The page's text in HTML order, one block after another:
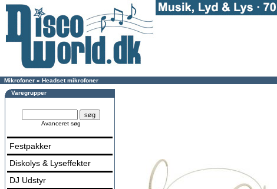
Mikrofoner » Headset mikrofoner
Varegrupper
Avanceret søg
Festpakker
Diskolys & Lyseffekter
DJ Udstyr